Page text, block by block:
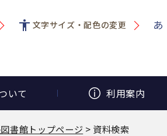
文字サイズ・配色の変更
いて 利用案内
書館トップページ > 資料検索